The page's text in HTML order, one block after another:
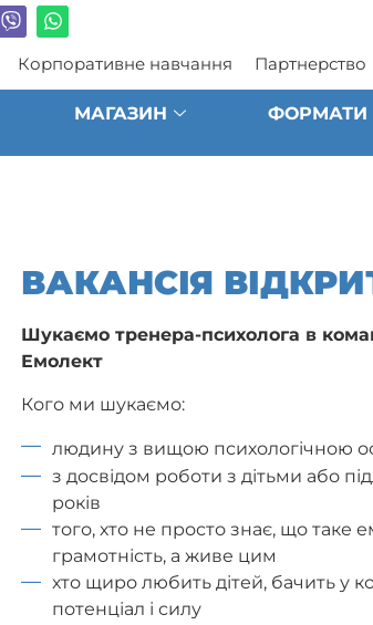
Корпоративне навчання Партнерство
МАГАЗИН
ФОРМАТИ
ВАКАНСІЯ
Шукаємо тренера-психолога в
Емолект
Кого ми шукаємо:
людину з вищою психологічною
з досвідом роботи з дітьми або
років
того, хто не просто знає, що таке
грамотність, а живе цим
хто щиро любить дітей, бачить у
потенціал і силу